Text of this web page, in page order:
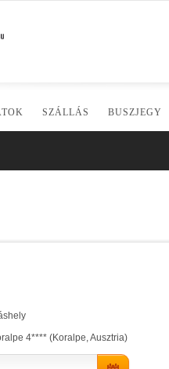
SZÁLLÁS BUSZJEGY
4**** (Koralpe, Ausztria)